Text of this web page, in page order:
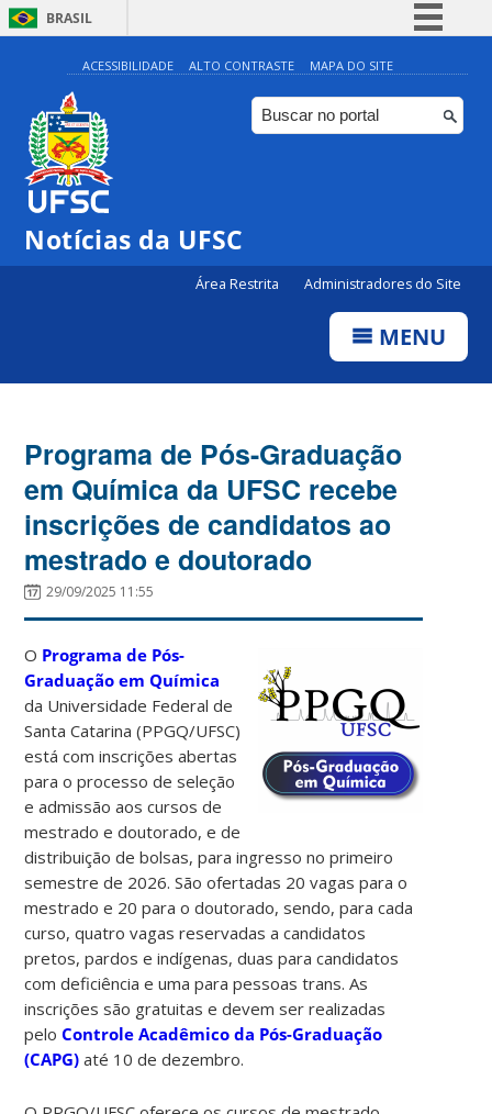
BRASIL
Simplifique!
Comunica BR
Participe
ACESSIBILIDADE ALTO CONTRASTE MAPA DO SITE
Notícias da UFSC
Área Restrita Administradores do Site
MENU
Programa de Pós-Graduação
em Química da UFSC recebe
inscrições de candidatos ao
mestrado e doutorado
29/09/2025 11:55
O Programa de Pós-
Graduação em Química
da Universidade Federal de
Santa Catarina (PPGQ/UFSC)
está com inscrições abertas
para o processo de seleção
e admissão aos cursos de
mestrado e doutorado, e de
distribuição de bolsas, para ingresso no primeiro
semestre de 2026. São ofertadas 20 vagas para o
mestrado e 20 para o doutorado, sendo, para cada
curso, quatro vagas reservadas a candidatos
pretos, pardos e indígenas, duas para candidatos
com deficiência e uma para pessoas trans. As
inscrições são gratuitas e devem ser realizadas
peloControle Acadêmico da Pós-Graduação
(CAPG) até 10 de dezembro.